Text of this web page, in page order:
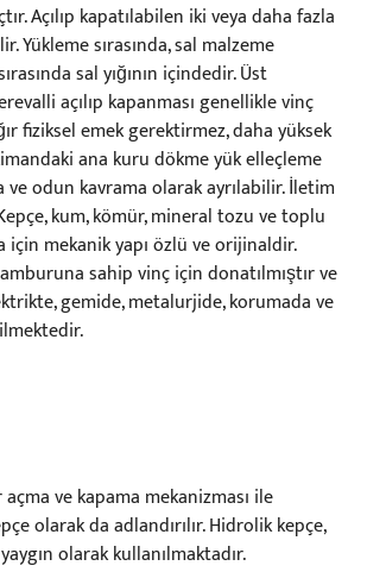
Açılıp kapatılabilen iki veya daha fazla
sırasında, sal malzeme
sal yığının içindedir. Üst
açılıp kapanması genellikle vinç
fiziksel emek gerektirmez, daha yüksek
ana kuru dökme yük elleçleme
ve odun kavrama olarak ayrılabilir. İletim
kum, kömür, mineral tozu ve toplu
mekanik yapı özlü ve orijinaldir.
sahip vinç için donatılmıştır ve
gemide, metalurjide, korumada ve
ve kapama mekanizması ile
olarak da adlandırılır. Hidrolik kepçe,
olarak kullanılmaktadır.